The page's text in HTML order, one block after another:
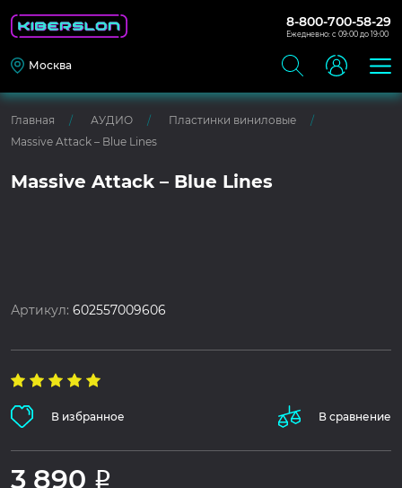
8-800-700-58-29
Ежедневно: с 09:00 до 19:00
Москва
Главная АУДИО
Пластинки виниловые
Massive Attack – Blue Lines
Massive Attack – Blue Lines
Артикул:602557009606
В избранное В сравнение
3 890 Р